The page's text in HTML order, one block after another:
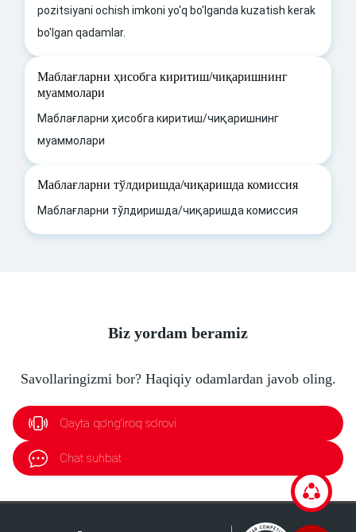
pozitsiyani ochish imkoni yo'q bo'lganda kuzatish kerak
bo'lgan qadamlar.
Маблағларни ҳисобга киритиш/чиқаришнинг
муаммолари
Маблағларни ҳисобга киритиш/чиқаришнинг
муаммолари
Маблағларни тўлдиришда/чиқаришда комиссия
Маблағларни тўлдиришда/чиқаришда комиссия
Biz yordam beramiz
Savollaringizmi bor? Haqiqiy odamlardan javob oling.
Qayta qo‘ng‘iroq so‘rovi
Chat suhbat